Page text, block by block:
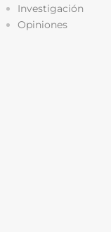
Investigación
Opiniones